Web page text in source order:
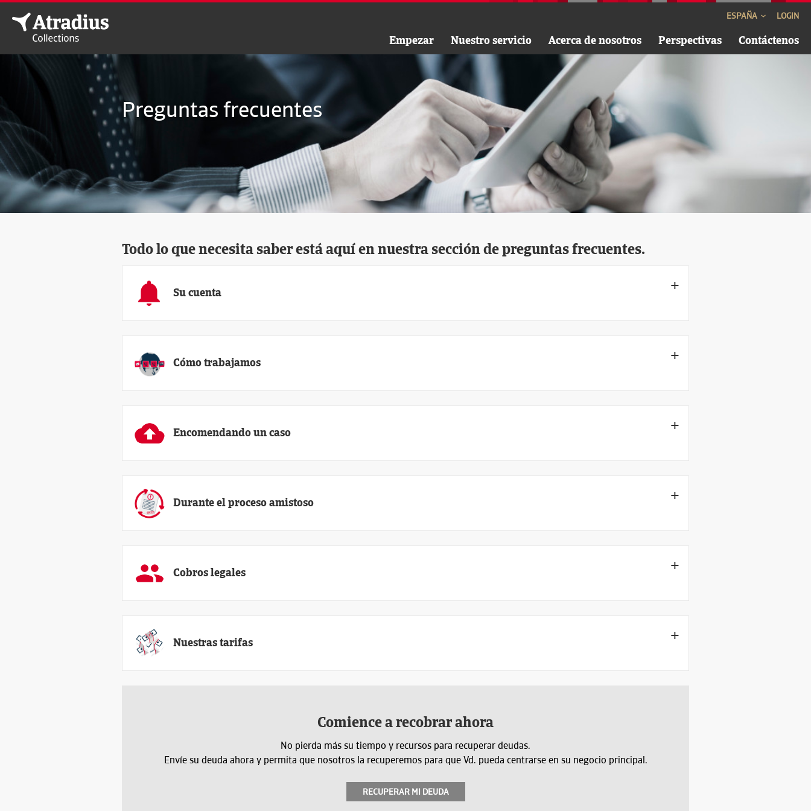
Empezar Nuestro servicio Acerca de nosotros Perspectivas Contáctenos
LOGIN
ESPAÑA
Preguntas frecuentes
Todo lo que necesita saber está aquí en nuestra sección de preguntas frecuentes.
Su cuenta
Cómo trabajamos
Encomendando un caso
Durante el proceso amistoso
Cobros legales
Nuestras tarifas
Comience a recobrar ahora
No pierda más su tiempo y recursos para recuperar deudas.
Envíe su deuda ahora y permita que nosotros la recuperemos para que Vd. pueda centrarse en su negocio principal.
RECUPERAR MI DEUDA